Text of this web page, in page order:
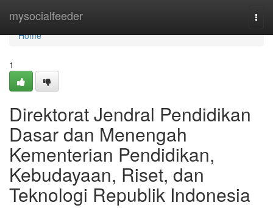
mysocialfeeder
Home
Home
1
Direktorat Jendral Pendidikan
Dasar dan Menengah
Kementerian Pendidikan,
Kebudayaan, Riset, dan
Teknologi Republik Indonesia